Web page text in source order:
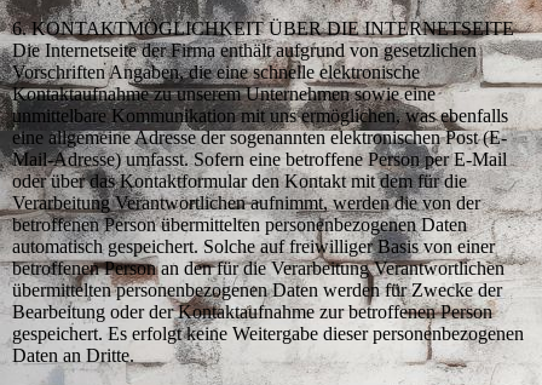
6. KONTAKTMÖGLICHKEIT ÜBER DIE INTERNETSEITE
Die Internetseite der Firma enthält aufgrund von gesetzlichen
Vorschriften Angaben, die eine schnelle elektronische
Kontaktaufnahme zu unserem Unternehmen sowie eine
unmittelbare Kommunikation mit uns ermöglichen, was ebenfalls
eine allgemeine Adresse der sogenannten elektronischen Post (E-
Mail-Adresse) umfasst. Sofern eine betroffene Person per E-Mail
oder über das Kontaktformular den Kontakt mit dem für die
Verarbeitung Verantwortlichen aufnimmt, werden die von der
betroffenen Person übermittelten personenbezogenen Daten
automatisch gespeichert. Solche auf freiwilliger Basis von einer
betroffenen Person an den für die Verarbeitung Verantwortlichen
übermittelten personenbezogenen Daten werden für Zwecke der
Bearbeitung oder der Kontaktaufnahme zur betroffenen Person
gespeichert. Es erfolgt keine Weitergabe dieser personenbezogenen
Daten an Dritte.